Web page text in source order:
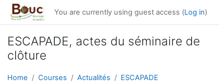
Skip to main content
You are currently using guest access (Log in)
ESCAPADE, actes du séminaire de
clôture
Home Courses Actualités ESCAPADE